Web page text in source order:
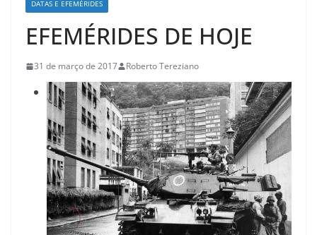
DATAS E EFEMÉRIDES
EFEMÉRIDES DE HOJE
31 de março de 2017 Roberto Tereziano